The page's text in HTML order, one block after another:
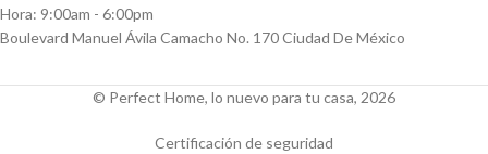
Hora: 9:00am - 6:00pm
Boulevard Manuel Ávila Camacho No. 170 Ciudad De México
© Perfect Home, lo nuevo para tu casa, 2026
Certificación de seguridad